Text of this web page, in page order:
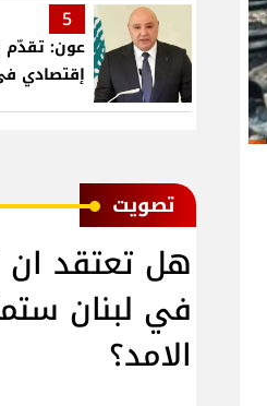
5
عون: تقدّم
إقتصادي
ﺗﺼﻮﻳﺖ
هل تعتقد ان
في لبنان
الامد؟